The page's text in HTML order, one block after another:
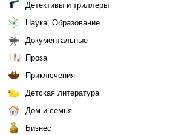
Детективы и триллеры
Наука, Образование
Документальные
Проза
Приключения
Детская литература
Дом и семья
Бизнес